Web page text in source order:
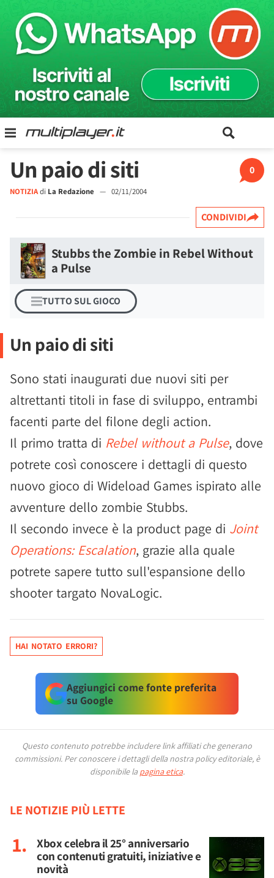
0
Un paio di siti
NOTIZIAdi La Redazione — 02/11/2004
CONDIVIDI
Stubbs the Zombie in Rebel Without
a Pulse
TUTTO SUL GIOCO
Un paio di siti
Sono stati inaugurati due nuovi siti per
altrettanti titoli in fase di sviluppo, entrambi
facenti parte del filone degli action.
Il primo tratta di Rebel without a Pulse, dove
potrete così conoscere i dettagli di questo
nuovo gioco di Wideload Games ispirato alle
avventure dello zombie Stubbs.
Il secondo invece è la product page di Joint
Operations: Escalation, grazie alla quale
potrete sapere tutto sull'espansione dello
shooter targato NovaLogic.
HAI NOTATO ERRORI?
Aggiungici come fonte preferita
su Google
Questo contenuto potrebbe includere link affiliati che generano
commissioni. Per conoscere i dettagli della nostra policy editoriale, è
disponibile la pagina etica.
LE NOTIZIE PIÙ LETTE
Xbox celebra il 25° anniversario
con contenuti gratuiti, iniziative e
novità